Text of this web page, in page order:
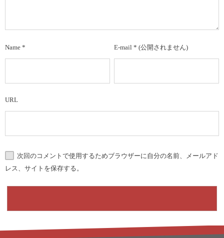
Name * E-mail * (公開されません)
URL
次回のコメントで使用するためブラウザーに自分の名前、メールアド
レス、サイトを保存する。